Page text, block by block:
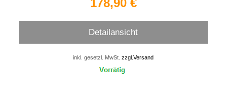
178,90 €
Detailansicht
inkl. gesetzl. MwSt.zzgl.Versand